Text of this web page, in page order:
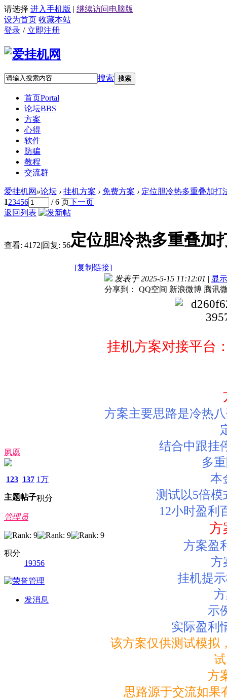
请选择 进入手机版 | 继续访问电脑版
设为首页 收藏本站
登录 / 立即注册
搜索 搜索
首页Portal
论坛BBS
方案
心得
软件
防骗
教程
交流群
爱挂机网 »论坛 › 挂机方案 › 免费方案 › 定位胆冷热多重叠加打
123456 / 6 页下一页
返回列表
查看: 4172|回复: 56定位胆冷热多重叠加
[复制链接]
夙愿
123
主题
137
帖子
1万
积分
管理员
积分
19356
发消息
发表于 2025-5-15 11:12:01 | 显
分享到：
QQ空间 新浪微博 腾讯
挂机方案对接平台
方案主要思路是冷热
结合中跟挂
多
本
测试以5倍
12小时盈利
方
方案盈
方
挂机提
示
实际盈利
该方案仅供测试模拟
方
思路源于交流如果